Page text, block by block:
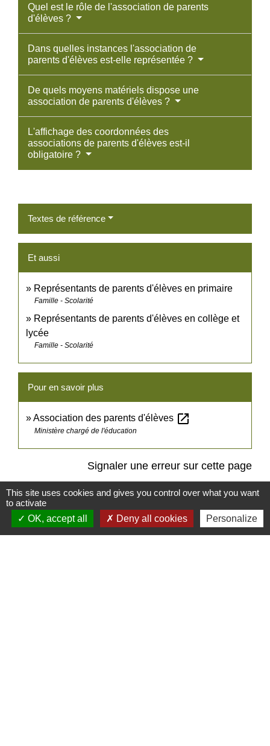
Quel est le rôle de l'association de parents
d'élèves ?
Dans quelles instances l'association de
parents d'élèves est-elle représentée ?
De quels moyens matériels dispose une
association de parents d'élèves ?
L'affichage des coordonnées des
associations de parents d'élèves est-il
obligatoire ?
Textes de référence
Et aussi
Représentants de parents d'élèves en primaire
Famille - Scolarité
Représentants de parents d'élèves en collège et
lycée
Famille - Scolarité
Pour en savoir plus
Association des parents d'élèves open_in_new
Ministère chargé de l'éducation
Signaler une erreur sur cette page
This site uses cookies and gives you control over what you want
to activate
OK, accept all
Deny all cookies Personalize